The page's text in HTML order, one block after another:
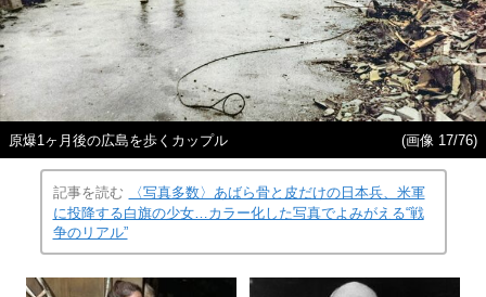
原爆1ヶ月後の広島を歩くカップル (画像 17/76)
記事を読む
〈写真多数〉あばら骨と皮だけの日本兵、米軍
に投降する白旗の少女…カラー化した写真でよみがえる“戦
争のリアル”